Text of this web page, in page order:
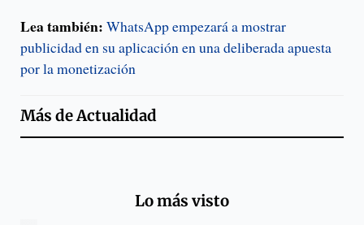
Lea también: WhatsApp empezará a mostrar
publicidad en su aplicación en una deliberada apuesta
por la monetización
Más deActualidad
Lo más visto